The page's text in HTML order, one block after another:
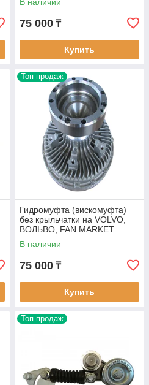
75 000 ₸
Купить
Топ продаж
Гидромуфта (вискомуфта)
без крыльчатки на VOLVO,
ВОЛЬВО, FAN MARKET
FM159
В наличии
75 000 ₸
Купить
Топ продаж